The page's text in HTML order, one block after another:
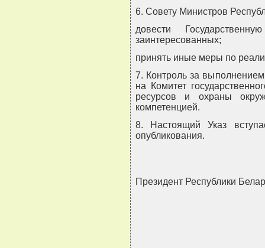
6. Совету Министров
довести
заинтересованных;
принять иные меры по
7. Контроль за
на Комитет
ресурсов и охраны
компетенцией.
8. Настоящий Указ
опубликования.
Президент Республики